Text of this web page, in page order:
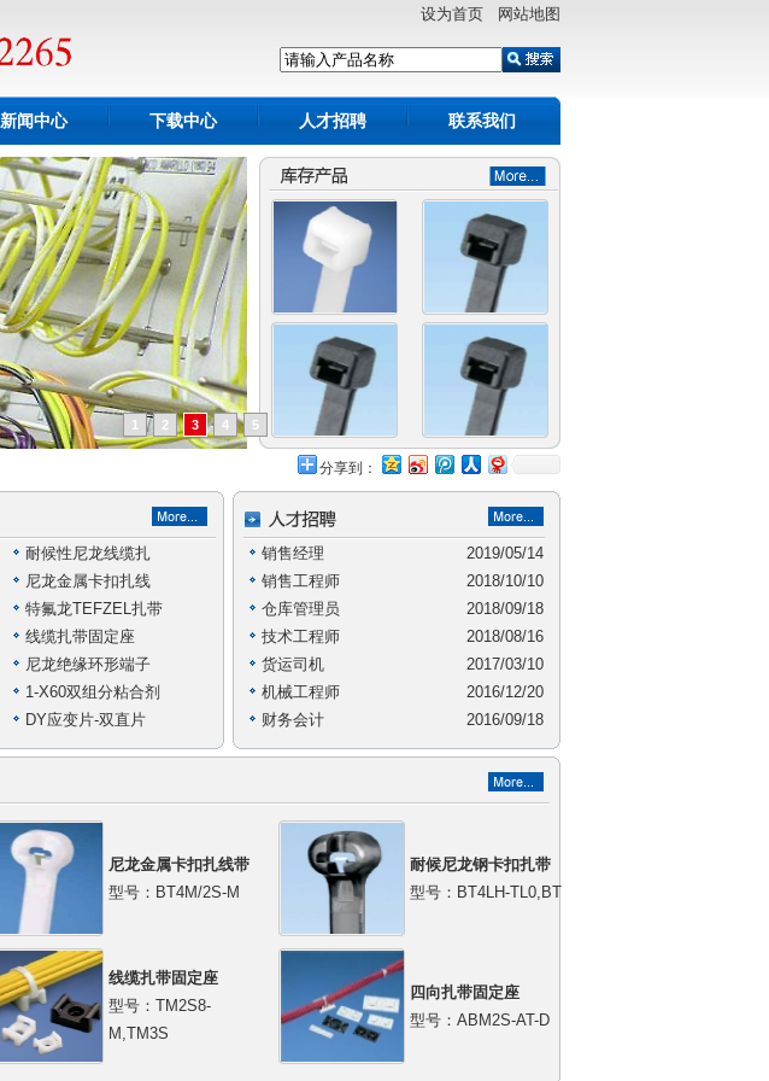
设为首页 网站地图
新闻中心 下载中心 人才招聘 联系我们
1 2 3 4 5
分享到：
耐候性尼龙线缆扎
尼龙金属卡扣扎线
特氟龙TEFZEL扎带
线缆扎带固定座
尼龙绝缘环形端子
1-X60双组分粘合剂
DY应变片-双直片
2019/05/14
销售经理
2018/10/10
销售工程师
2018/09/18
仓库管理员
2018/08/16
技术工程师
2017/03/10
货运司机
2016/12/20
机械工程师
2016/09/18
财务会计
尼龙金属卡扣扎线带
型号：BT4M/2S-M
耐候尼龙钢卡扣扎带
型号：BT4LH-TL0,BT
线缆扎带固定座
型号：TM2S8-
M,TM3S
四向扎带固定座
型号：ABM2S-AT-D